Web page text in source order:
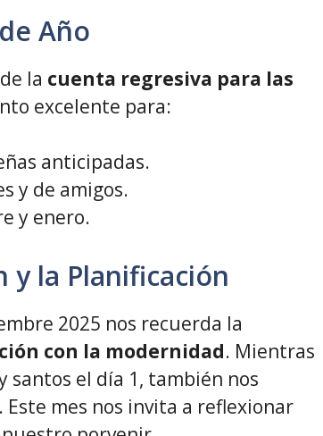
Año
la cuenta regresiva para las
excelente para:
anticipadas.
y de amigos.
y enero.
y la Planificación
2025 nos recuerda la
con la modernidad. Mientras
santos el día 1, también nos
mes nos invita a reflexionar